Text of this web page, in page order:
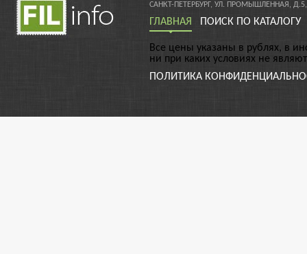
САНКТ-ПЕТЕРБУРГ, УЛ. ПРОМЫШЛЕННАЯ,
ГЛАВНАЯ ПОИСК ПО КАТАЛОГУ
Все цены указаны в рублях, в
ни при каких условиях не
ПОЛИТИКА